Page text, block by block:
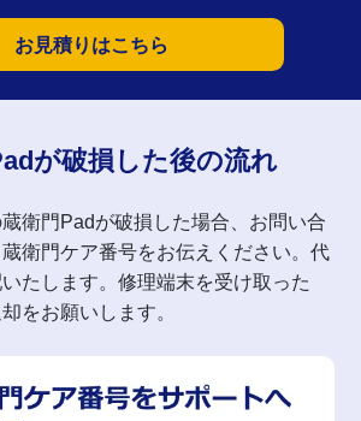
お見積りはこちら
が破損した後の流れ
衛門Padが破損した場合、お問い合
衛門ケア番号をお伝えください。代
たします。修理端末を受け取った
をお願いします。